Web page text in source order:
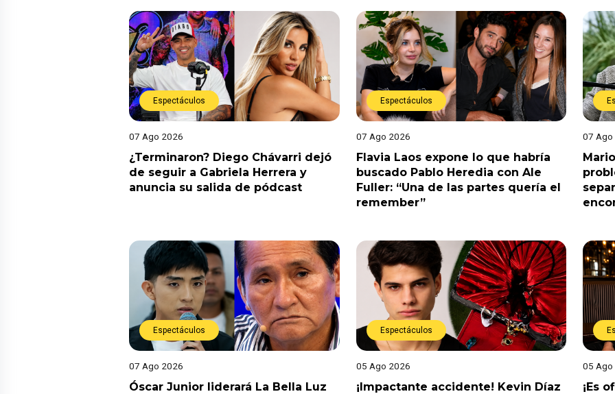
Espectáculos
07 Ago 2026
¿Terminaron? Diego Chávarri dejó
de seguir a Gabriela Herrera y
anuncia su salida de pódcast
Espectáculos
07 Ago 2026
Flavia Laos expone lo que habría
buscado Pablo Heredia con Ale
Fuller: “Una de las partes quería el
remember”
07 Ago
Espectáculos
07 Ago 2026
Óscar Junior liderará La Bella Luz
Espectáculos
05 Ago 2026
¡Impactante accidente! Kevin Díaz
05 Ago
¡Es